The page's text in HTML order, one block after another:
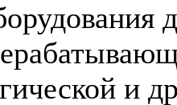
и